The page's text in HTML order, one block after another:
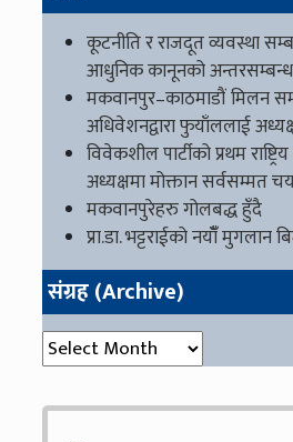
कूटनीति र राजदूत व्यवस्था
आधुनिक कानूनको अन्तरसम्बन्ध
मकवानपुर–काठमाडौं मिलन
अधिवेशनद्वारा फुयाँललाई
विवेकशील पार्टीको प्रथम
अध्यक्षमा मोक्तान सर्वसम्मत
मकवानपुरेहरु गोलबद्ध हुँदै
प्रा.डा. भट्टराईको नयाँँ मुगलान
संग्रह (Archive)
संग्रह (Archive)